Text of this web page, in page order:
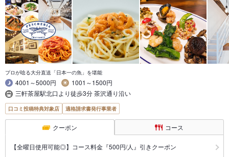
プロが唸る大分直送「日本一の魚」を堪能
4001～5000円
1001～1500円
三軒茶屋駅北口より徒歩3分 茶沢通り沿い
口コミ投稿特典対象店 適格請求書発行事業者
クーポン コース
【全曜日使用可能◎】コース料金『500円/人』引きクーポン